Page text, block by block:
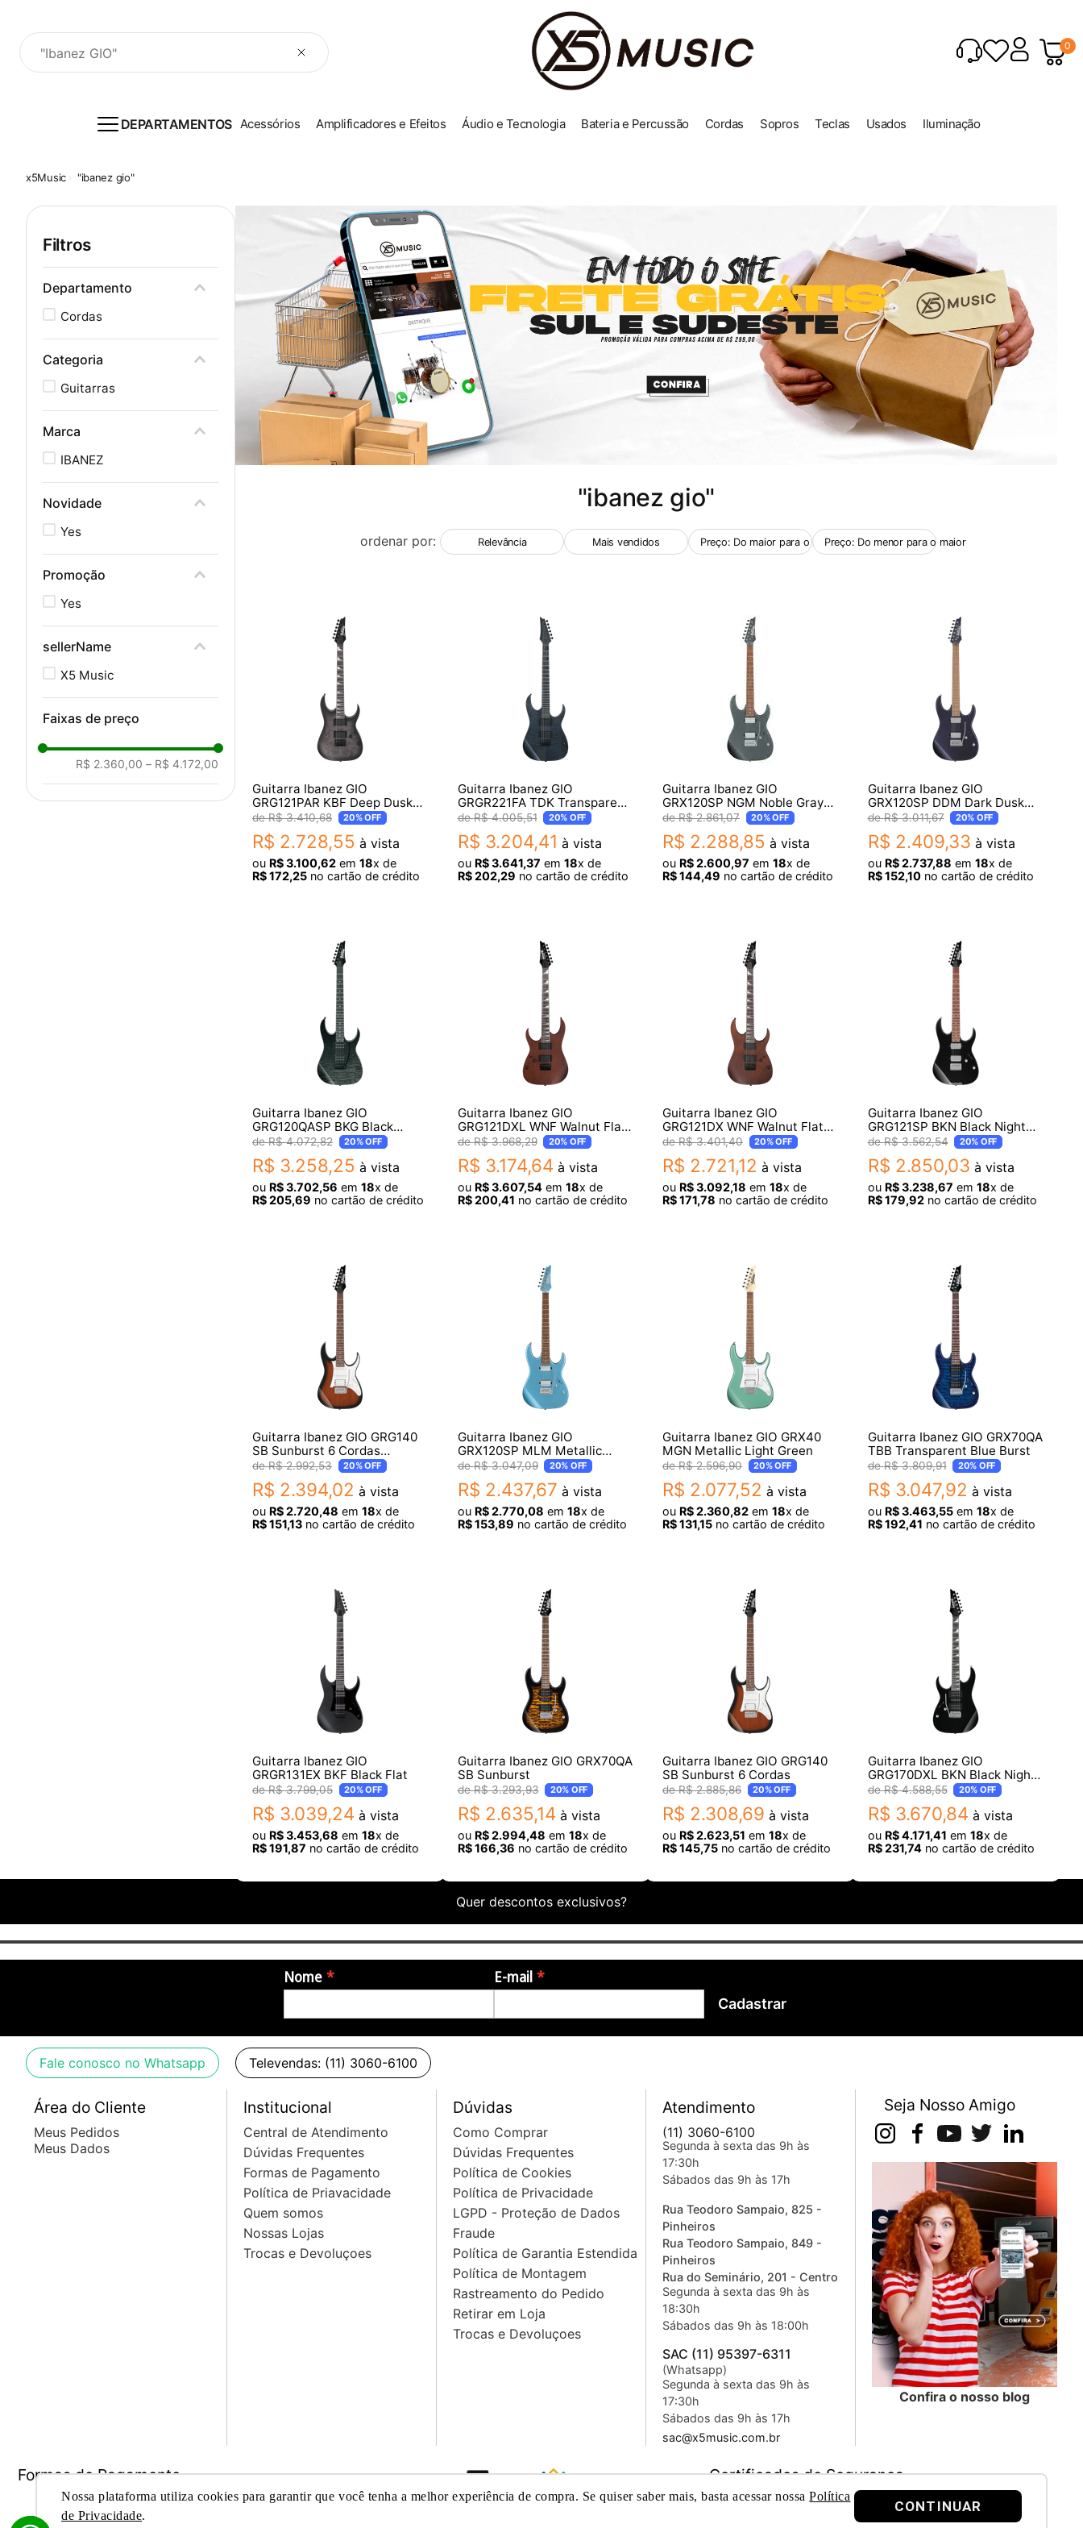
O que você procura? 0
DEPARTAMENTOS Acessórios Amplificadores e Efeitos Áudio e Tecnologia Bateria e Percussão Cordas Sopros Teclas Usados Iluminação
Nossa plataforma utiliza cookies para garantir que você tenha a melhor experiência de compra. Se quiser saber mais, basta acessar nossa Política
de Privacidade.
CONTINUAR
"ibanez gio"
Filtros
Departamento
Cordas
Categoria
Guitarras
Marca
IBANEZ
Novidade
Yes
Promoção
Yes
sellerName
X5 Music
Faixas de preço
R$ 2.360,00 – R$ 4.172,00
"ibanez gio"
ordenar por: Relevância Mais vendidos Preço: Do maior para o menorPreço: Do menor para o maior
Guitarra Ibanez GIO
GRG121PAR KBF Deep Dusk
Burst Flat
R$ 3.410,68 20%OFF
R$ 2.728,55 à vista
ou R$3.100,62 em 18x de
R$172,25 no cartão de crédito
Guitarra Ibanez GIO
GRGR221FA TDK Transparent
Indigo Black
R$ 4.005,51 20% OFF
R$ 3.204,41 à vista
ou R$ 3.641,37 em 18x de
R$ 202,29 no cartão de crédito
Guitarra Ibanez GIO
GRX120SP NGM Noble Gray
Metallic Matte
R$ 2.861,07 20%OFF
R$ 2.288,85 à vista
ou R$2.600,97 em 18x de
R$144,49 no cartão de crédito
Guitarra Ibanez GIO
GRX120SP DDM Dark Dusk
Metallic Matte
R$ 3.011,67 20% OFF
R$ 2.409,33 à vista
ou R$ 2.737,88 em 18x de
R$ 152,10no cartão de crédito
Guitarra Ibanez GIO
GRG120QASP BKG Black
Gradation
R$ 4.072,82 20%OFF
R$ 3.258,25 à vista
ou R$3.702,56 em 18x de
R$205,69 no cartão de crédito
Guitarra Ibanez GIO
GRG121DXL WNF Walnut Flat
Canhota
R$ 3.968,29 20% OFF
R$ 3.174,64 à vista
ou R$ 3.607,54em 18x de
R$ 200,41 no cartão de crédito
Guitarra Ibanez GIO
GRG121DX WNF Walnut Flat
Showroom
R$ 3.401,40 20%OFF
R$ 2.721,12 à vista
ou R$3.092,18 em 18x de
R$171,78 no cartão de crédito
Guitarra Ibanez GIO
GRG121SP BKN Black Night
Showroom
R$ 3.562,54 20% OFF
R$ 2.850,03 à vista
ou R$ 3.238,67 em 18x de
R$ 179,92no cartão de crédito
Guitarra Ibanez GIO GRG140
SB Sunburst 6 Cordas
Showroom
R$ 2.992,53 20%OFF
R$ 2.394,02 à vista
ou R$2.720,48 em 18x de
R$151,13 no cartão de crédito
Guitarra Ibanez GIO
GRX120SP MLM Metallic
Light Blue Matte
R$ 3.047,09 20% OFF
R$ 2.437,67 à vista
ou R$ 2.770,08 em 18x de
R$ 153,89 no cartão de crédito
Guitarra Ibanez GIO GRX40
MGN Metallic Light Green
R$ 2.596,90 20%OFF
R$ 2.077,52 à vista
ou R$2.360,82 em 18x de
R$131,15 no cartão de crédito
Guitarra Ibanez GIO GRX70QA
TBB Transparent Blue Burst
R$ 3.809,91 20% OFF
R$ 3.047,92 à vista
ou R$ 3.463,55em 18x de
R$ 192,41 no cartão de crédito
Guitarra Ibanez GIO
GRGR131EX BKF Black Flat
R$ 3.799,05 20%OFF
R$ 3.039,24 à vista
ou R$3.453,68 em 18x de
R$191,87 no cartão de crédito
Guitarra Ibanez GIO GRX70QA
SB Sunburst
R$ 3.293,93 20% OFF
R$ 2.635,14 à vista
ou R$ 2.994,48 em 18x de
R$ 166,36 no cartão de crédito
Guitarra Ibanez GIO GRG140
SB Sunburst 6 Cordas
R$ 2.885,86 20%OFF
R$ 2.308,69 à vista
ou R$2.623,51 em 18x de
R$145,75 no cartão de crédito
Guitarra Ibanez GIO
GRG170DXL BKN Black Night
Canhota
R$ 4.588,55 20% OFF
R$ 3.670,84 à vista
ou R$ 4.171,41 em 18x de
R$ 231,74no cartão de crédito
Quer descontos exclusivos?
Nome E-mail
Cadastrar
Fale conosco no Whatsapp Televendas: (11) 3060-6100
Área do Cliente
Meus Pedidos
Meus Dados
Institucional
Central de Atendimento
Dúvidas Frequentes
Formas de Pagamento
Política de Priavacidade
Quem somos
Nossas Lojas
Trocas e Devoluçoes
Dúvidas
Como Comprar
Dúvidas Frequentes
Política de Cookies
Política de Privacidade
LGPD - Proteção de Dados
Fraude
Política de Garantia Estendida
Política de Montagem
Rastreamento do Pedido
Retirar em Loja
Trocas e Devoluçoes
Atendimento
(11) 3060-6100
Segunda à sexta das 9h às
17:30h
Sábados das 9h às 17h
Rua Teodoro Sampaio, 825 -
Pinheiros
Rua Teodoro Sampaio, 849 -
Pinheiros
Rua do Seminário, 201 - Centro
Segunda à sexta das 9h às
18:30h
Sábados das 9h às 18:00h
SAC (11) 95397-6311
(Whatsapp)
Segunda à sexta das 9h às
17:30h
Sábados das 9h às 17h
sac@x5music.com.br
Seja Nosso Amigo
Confira o nosso blog
Formas de Pagamento Certificados de Segurança